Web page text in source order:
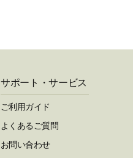
サポート・サービス
ご利用ガイド
よくあるご質問
お問い合わせ